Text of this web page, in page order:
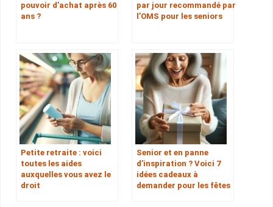
pouvoir d’achat après 60
ans ?
par jour recommandé par
l’OMS pour les seniors
Petite retraite : voici
toutes les aides
auxquelles vous avez le
droit
Senior et en panne
d’inspiration ? Voici 7
idées cadeaux à
demander pour les fêtes